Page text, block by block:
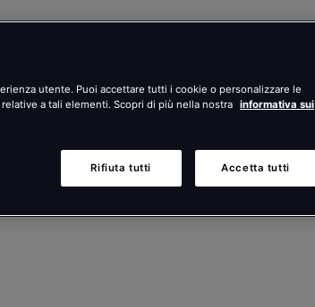
utente. Puoi accettare tutti i cookie o personalizzare le
a tali elementi. Scopri di più nella nostra informativa sui
Rifiuta tutti Accetta tutti